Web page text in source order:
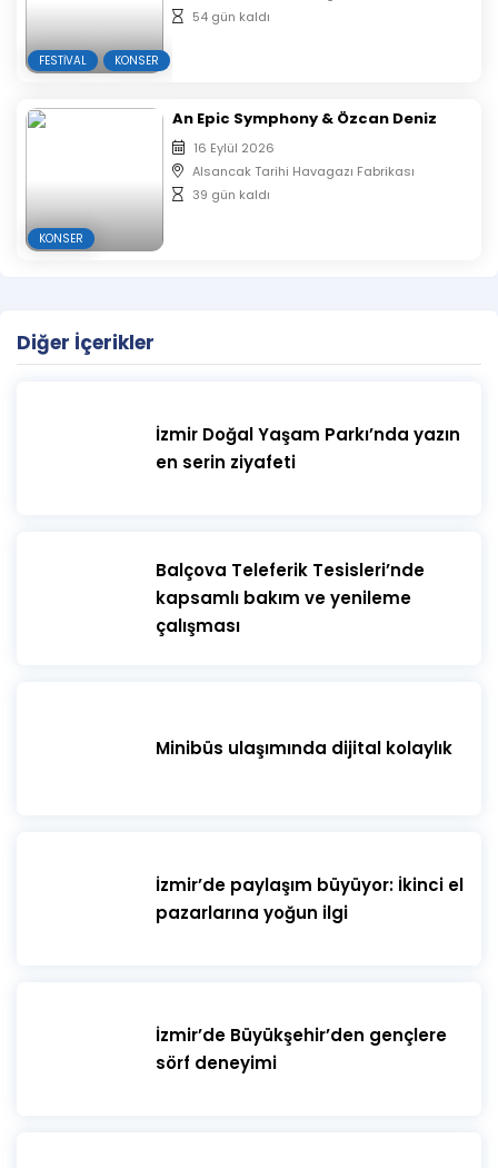
cihazı vb. alınmayacaktır.
– Etkinlik alanı girişinde dezenfektan, maske gibi
koruyucu donanımlar bulundurulacaktır.
– Satın alınan biletlerde iptal, iade ve değişiklik
yapılmamaktadır.
FESTIVAL KONSER
54 gün kaldı
KONSER
An Epic Symphony & Özcan Deniz
16 Eylül 2026
Alsancak Tarihi Havagazı Fabrikası
39 gün kaldı
Diğer İçerikler
İzmir Doğal Yaşam Parkı’nda yazın
en serin ziyafeti
​Balçova Teleferik Tesisleri’nde
kapsamlı bakım ve yenileme
çalışması
Minibüs ulaşımında dijital kolaylık
İzmir’de paylaşım büyüyor: İkinci el
pazarlarına yoğun ilgi
İzmir’de Büyükşehir’den gençlere
sörf deneyimi